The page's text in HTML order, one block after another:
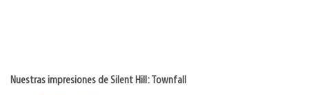
Nuestras impresiones de Silent Hill: Townfall